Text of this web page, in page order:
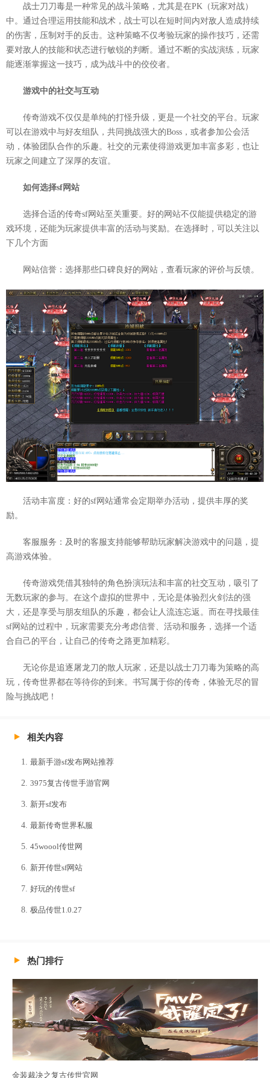
战士刀刀毒是一种常见的战斗策略，尤其是在PK（玩家对战）
中。通过合理运用技能和战术，战士可以在短时间内对敌人造成持续
的伤害，压制对手的反击。这种策略不仅考验玩家的操作技巧，还需
要对敌人的技能和状态进行敏锐的判断。通过不断的实战演练，玩家
能逐渐掌握这一技巧，成为战斗中的佼佼者。
游戏中的社交与互动
传奇游戏不仅仅是单纯的打怪升级，更是一个社交的平台。玩家
可以在游戏中与好友组队，共同挑战强大的Boss，或者参加公会活
动，体验团队合作的乐趣。社交的元素使得游戏更加丰富多彩，也让
玩家之间建立了深厚的友谊。
如何选择sf网站
选择合适的传奇sf网站至关重要。好的网站不仅能提供稳定的游
戏环境，还能为玩家提供丰富的活动与奖励。在选择时，可以关注以
下几个方面
网站信誉：选择那些口碑良好的网站，查看玩家的评价与反馈。
活动丰富度：好的sf网站通常会定期举办活动，提供丰厚的奖
励。
客服服务：及时的客服支持能够帮助玩家解决游戏中的问题，提
高游戏体验。
传奇游戏凭借其独特的角色扮演玩法和丰富的社交互动，吸引了
无数玩家的参与。在这个虚拟的世界中，无论是体验烈火剑法的强
大，还是享受与朋友组队的乐趣，都会让人流连忘返。而在寻找最佳
sf网站的过程中，玩家需要充分考虑信誉、活动和服务，选择一个适
合自己的平台，让自己的传奇之路更加精彩。
无论你是追逐屠龙刀的散人玩家，还是以战士刀刀毒为策略的高
玩，传奇世界都在等待你的到来。书写属于你的传奇，体验无尽的冒
险与挑战吧！
相关内容
最新手游sf发布网站推荐
3975复古传世手游官网
新开sf发布
最新传奇世界私服
45woool传世网
新开传世sf网站
好玩的传世sf
极品传世1.0.27
热门排行
金装裁决之复古传世官网